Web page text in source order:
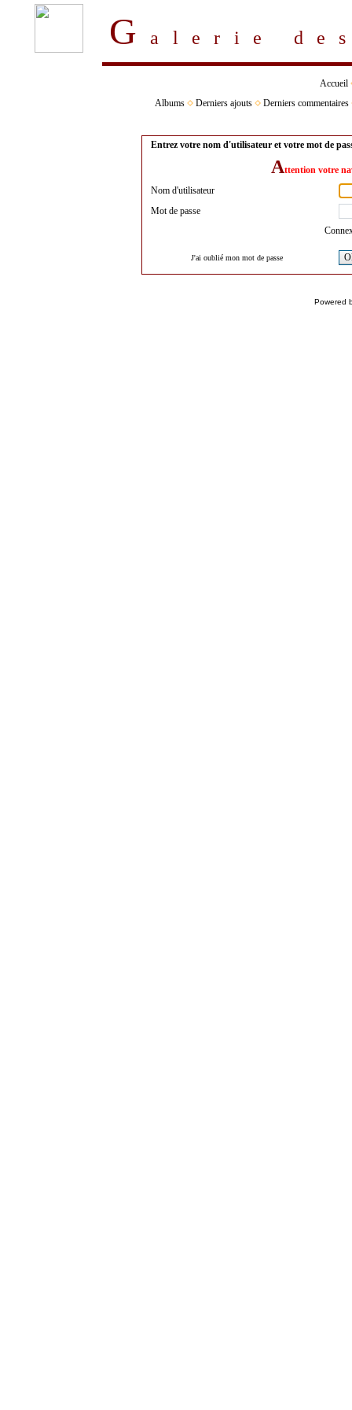
Galerie
Accueil
Albums
Derniers ajouts Derniers commentaires
Entrez votre nom d'utilisateur et votre mot de
Attention votre
Nom d'utilisateur
Mot de passe
J'ai oublié mon mot de passe
Powered